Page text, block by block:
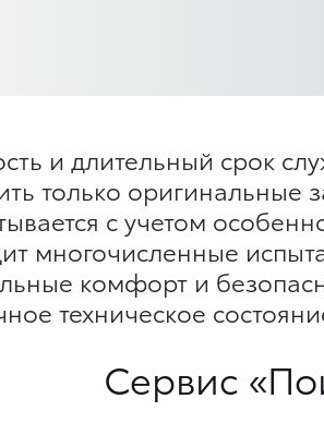
и длительный срок
только оригинальные
с учетом
многочисленные
комфорт и
техническое
Сервис